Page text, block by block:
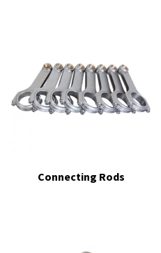
Connecting Rods